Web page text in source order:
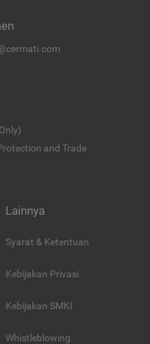
and Trade
Lainnya
Syarat & Ketentuan
Kebijakan Privasi
Kebijakan SMKI
Whistleblowing